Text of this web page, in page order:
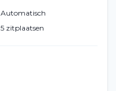
Automatisch
5 zitplaatsen